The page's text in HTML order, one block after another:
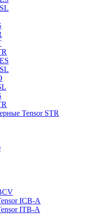
Tensor STR
ICB-A
ITB-A